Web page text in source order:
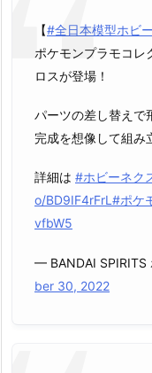
【#全日本模型ホビ
ポケモンプラモコレ
ロスが登場！
パーツの差し替えで
完成を想像して組み
詳細は #ホビーネク
o/BD9IF4rFrL#ポケ
vfbW5
— BANDAI SPIRITS
ber 30, 2022